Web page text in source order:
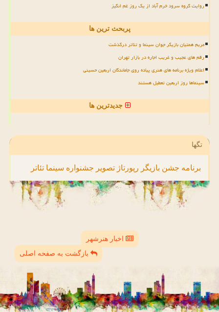
روایت گروه سرود خرم آباد از یک روز غم انگیز
پربحث ترین ها
مریم همتیان بازیگر جوان سینما و تئاتر درگذشت
رقم های عجیب و غریب اجاره در بازار تهران
اعلام ویژه برنامه های هنری پیاده روی جاماندگان اربعین حسینی
سینماها روز اربعین تعطیل هستند
جدیدترین ها
تگها
برنامه جشن بازیگر رپورتاژ تصویر جشنواره سینما تئاتر
اخبار هنرشهر
بازگشت به صفحه اصلی